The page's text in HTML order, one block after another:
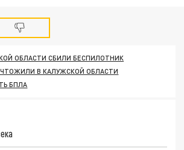
ОБЛАСТИ СБИЛИ БЕСПИЛОТНИК
В КАЛУЖСКОЙ ОБЛАСТИ
БПЛА